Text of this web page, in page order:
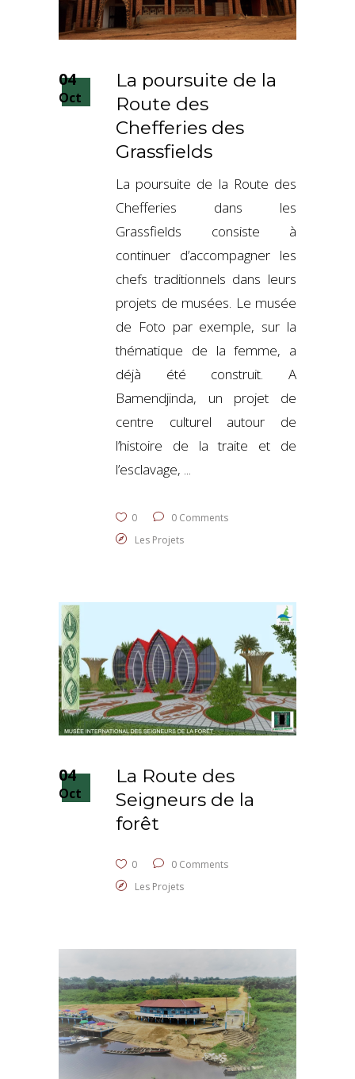
04
Oct
La poursuite de la
Route des
Chefferies des
Grassfields
La poursuite de la Route des
Chefferies dans les
Grassfields consiste à
continuer d’accompagner les
chefs traditionnels dans leurs
projets de musées. Le musée
de Foto par exemple, sur la
thématique de la femme, a
déjà été construit. A
Bamendjinda, un projet de
centre culturel autour de
l’histoire de la traite et de
l’esclavage,
0
0 Comments
Les Projets
04
Oct
La Route des
Seigneurs de la
forêt
0
0 Comments
Les Projets